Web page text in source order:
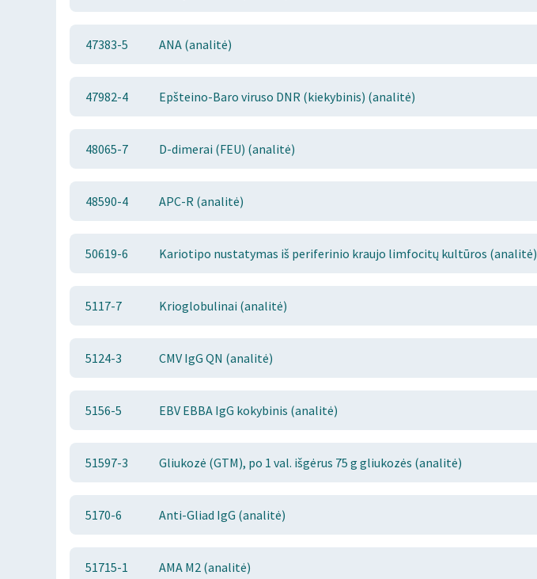
47383-5 ANA (analitė)
47982-4 Epšteino-Baro viruso DNR (kiekybinis) (analitė)
48065-7 D-dimerai (FEU) (analitė)
48590-4 APC-R (analitė)
50619-6 Kariotipo nustatymas iš periferinio kraujo limfocitų kultūros (analitė)
5117-7 Krioglobulinai (analitė)
5124-3 CMV IgG QN (analitė)
5156-5 EBV EBBA IgG kokybinis (analitė)
51597-3 Gliukozė (GTM), po 1 val. išgėrus 75 g gliukozės (analitė)
5170-6 Anti-Gliad IgG (analitė)
51715-1 AMA M2 (analitė)